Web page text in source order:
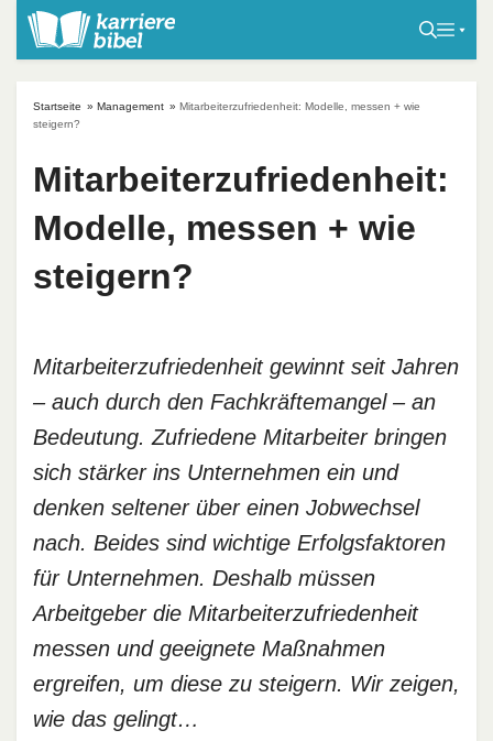
Startseite » Management » Mitarbeiterzufriedenheit: Modelle, messen + wie
steigern?
Mitarbeiterzufriedenheit:
Modelle, messen + wie
steigern?
Mitarbeiterzufriedenheit gewinnt seit Jahren
– auch durch den Fachkräftemangel – an
Bedeutung. Zufriedene Mitarbeiter bringen
sich stärker ins Unternehmen ein und
denken seltener über einen Jobwechsel
nach. Beides sind wichtige Erfolgsfaktoren
für Unternehmen. Deshalb müssen
Arbeitgeber die Mitarbeiterzufriedenheit
messen und geeignete Maßnahmen
ergreifen, um diese zu steigern. Wir zeigen,
wie das gelingt…